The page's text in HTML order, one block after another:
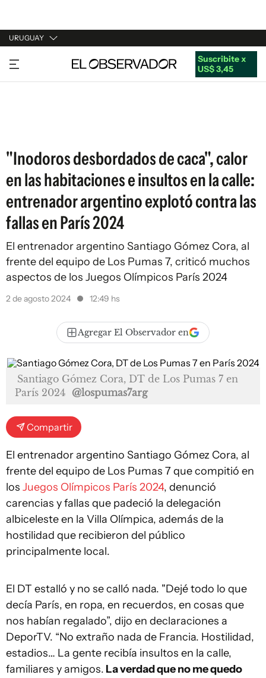
URUGUAY
URUGUAY
ARGENTINA
Suscribite x
US$ 3,45
"Inodoros desbordados de caca", calor
en las habitaciones e insultos en la calle:
entrenador argentino explotó contra las
fallas en París 2024
El entrenador argentino Santiago Gómez Cora, al
frente del equipo de Los Pumas 7, criticó muchos
aspectos de los Juegos Olímpicos París 2024
2 de agosto 2024 12:49 hs
Agregar El Observador en
Santiago Gómez Cora, DT de Los Pumas 7 en
París 2024 @lospumas7arg
Compartir
El entrenador argentino Santiago Gómez Cora, al
frente del equipo de Los Pumas 7 que compitió en
los Juegos Olímpicos París 2024, denunció
carencias y fallas que padeció la delegación
albiceleste en la Villa Olímpica, además de la
hostilidad que recibieron del público
principalmente local.
El DT estalló y no se calló nada. "Dejé todo lo que
decía París, en ropa, en recuerdos, en cosas que
nos habían regalado”, dijo en declaraciones a
DeporTV. “No extraño nada de Francia. Hostilidad,
estadios… La gente recibía insultos en la calle,
familiares y amigos. La verdad que no me quedo